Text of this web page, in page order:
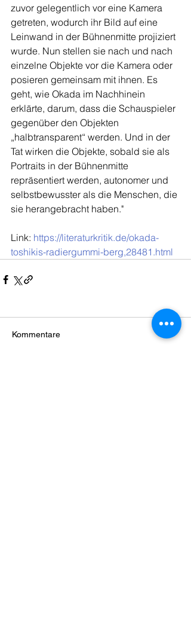
zuvor gelegentlich vor eine Kamera
getreten, wodurch ihr Bild auf eine
Leinwand in der Bühnenmitte projiziert
wurde. Nun stellen sie nach und nach
einzelne Objekte vor die Kamera oder
posieren gemeinsam mit ihnen. Es
geht, wie Okada im Nachhinein
erklärte, darum, dass die Schauspieler
gegenüber den Objekten
„halbtransparent“ werden. Und in der
Tat wirken die Objekte, sobald sie als
Portraits in der Bühnenmitte
repräsentiert werden, autonomer und
selbstbewusster als die Menschen, die
sie herangebracht haben."
Link: https://literaturkritik.de/okada-
toshikis-radiergummi-berg,28481.html
Kommentare